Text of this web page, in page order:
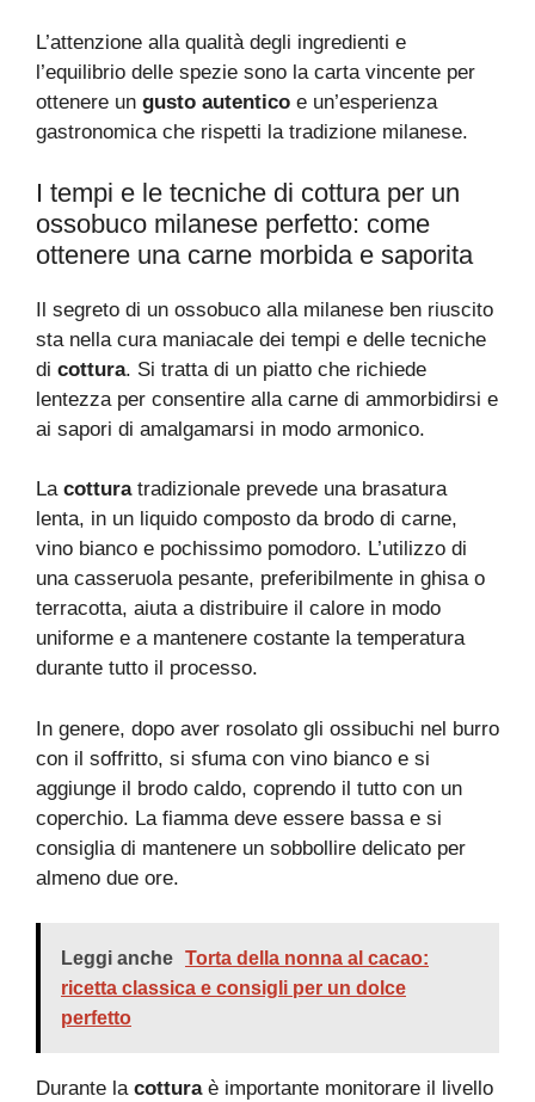
L’attenzione alla qualità degli ingredienti e
l’equilibrio delle spezie sono la carta vincente per
ottenere un gusto autentico e un’esperienza
gastronomica che rispetti la tradizione milanese.
I tempi e le tecniche di cottura per un
ossobuco milanese perfetto: come
ottenere una carne morbida e saporita
Il segreto di un ossobuco alla milanese ben riuscito
sta nella cura maniacale dei tempi e delle tecniche
di cottura. Si tratta di un piatto che richiede
lentezza per consentire alla carne di ammorbidirsi e
ai sapori di amalgamarsi in modo armonico.
La cotturatradizionale prevede una brasatura
lenta, in un liquido composto da brodo di carne,
vino bianco e pochissimo pomodoro. L’utilizzo di
una casseruola pesante, preferibilmente in ghisa o
terracotta, aiuta a distribuire il calore in modo
uniforme e a mantenere costante la temperatura
durante tutto il processo.
In genere, dopo aver rosolato gli ossibuchi nel burro
con il soffritto, si sfuma con vino bianco e si
aggiunge il brodo caldo, coprendo il tutto con un
coperchio. La fiamma deve essere bassa e si
consiglia di mantenere un sobbollire delicato per
almeno due ore.
Leggi anche Torta della nonna al cacao:
ricetta classica e consigli per un dolce
perfetto
Durante la cotturaè importante monitorare il livello